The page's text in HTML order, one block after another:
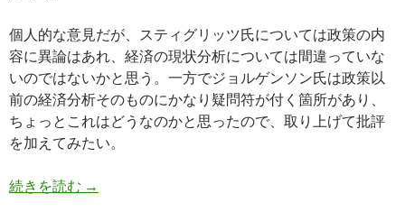
個人的な意見だが、スティグリッツ氏については政策の内
容に異論はあれ、経済の現状分析については間違っていな
いのではないかと思う。一方でジョルゲンソン氏は政策以
前の経済分析そのものにかなり疑問符が付く箇所があり、
ちょっとこれはどうなのかと思ったので、取り上げて批評
を加えてみたい。
続きを読む 国際金融経済分析会合、ジョルゲンソン教授へ
→